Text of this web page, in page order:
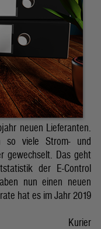
neuen Lieferanten.
so viele Strom- und
gewechselt. Das geht
der E-Control
nun einen neuen
hat es im Jahr 2019
Kurier